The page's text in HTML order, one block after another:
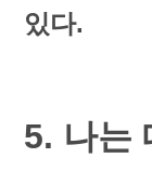
있다.
5. 나는